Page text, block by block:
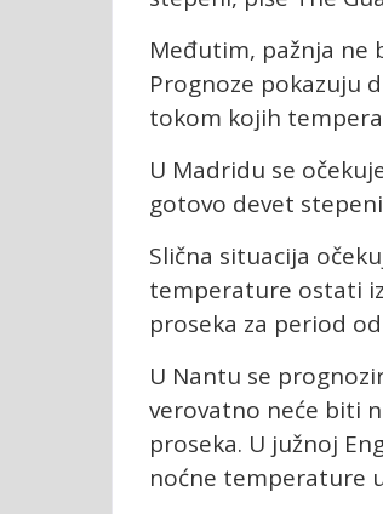
Međutim, pažnja ne
Prognoze pokazuju
tokom kojih
U Madridu se
gotovo devet
Slična situacija
temperature ostati
proseka za period
U Nantu se
verovatno neće biti
proseka. U južnoj
noćne temperature